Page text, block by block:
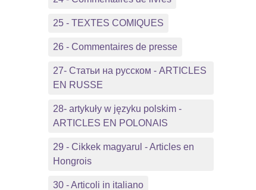
25 - TEXTES COMIQUES
26 - Commentaires de presse
27- Статьи на русском - ARTICLES
EN RUSSE
28- artykuły w języku polskim -
ARTICLES EN POLONAIS
29 - Cikkek magyarul - Articles en
Hongrois
30 - Articoli in italiano